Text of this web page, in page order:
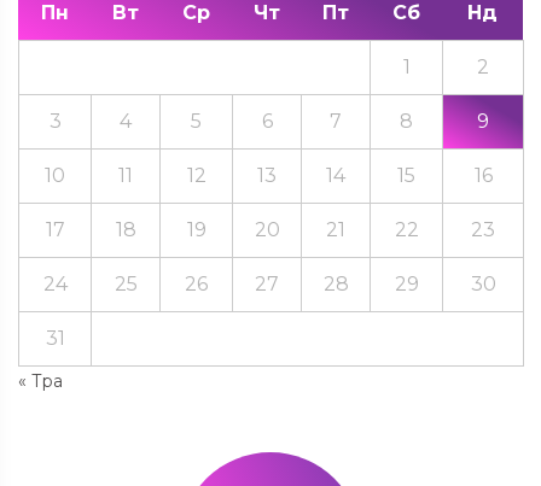
Пн Вт Ср Чт Пт Сб Нд
« Тра
1 2
3 4 5 6 7 8 9
10 11 12 13 14 15 16
17 18 19 20 21 22 23
24 25 26 27 28 29 30
31